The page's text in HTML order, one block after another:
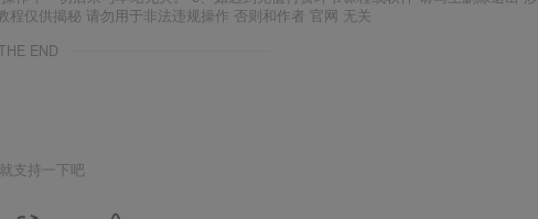
仅供揭秘 请勿用于非法违规操作 否则和作者 官网 无关
END
支持一下吧